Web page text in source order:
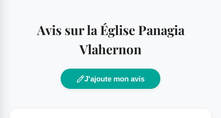
Avis sur la Église Panagia
Vlahernon
J'ajoute mon avis